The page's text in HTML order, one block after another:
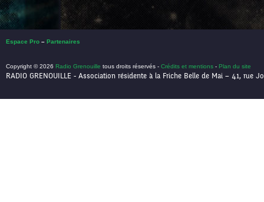
Espace Pro – Partenaires
Copyright © 2026 Radio Grenouille tous droits réservés - Crédits et mentions - Plan du site
RADIO GRENOUILLE - Association résidente à la Friche Belle de Mai – 41, rue